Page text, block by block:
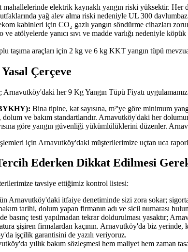
elektrik kaynaklı yangın riski yüksektir. Her
yağ alev alma riski nedeniyle UL 300 davlumbaz
kabinleri için CO₂ gazlı yangın söndürme cihazları
atölyelerde yanıcı sıvı ve madde varlığı nedeniyle
taşıma araçları için 2 kg ve 6 kg KKT yangın tüpü
Çerçeve
her 9 Kg Yangın Tüpü Fiyatı uygulamamız
Bina tipine, kat sayısına, m²'ye göre minimum
dolum ve bakım standartlarıdır. Arnavutköy'daki her
göre yangın güvenliği yükümlülüklerini düzenler.
için Arnavutköy'daki müşterilerimize uçtan uca
Ederken Dikkat Edilmesi
tavsiye ettiğimiz kontrol listesi:
Arnavutköy'daki itfaiye denetiminde sizi zora sokar;
tarihi, dolum yapan firmanın adı ve sicil numarası
basınç testi yapılmadan tekrar doldurulması yasaktır;
şişiren firmalardan kaçının. Arnavutköy'da biz
işçilik garantisini de yazılı veriyoruz.
yıllık bakım sözleşmesi hem maliyet hem zaman